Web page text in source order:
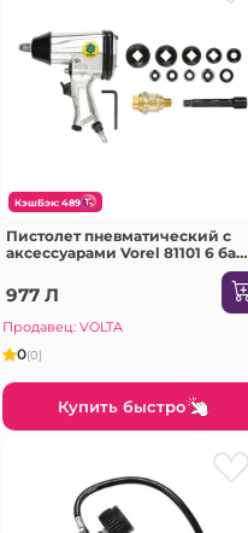
КэшБэк: 489
Пистолет пневматический с
аксессуарами Vorel 81101 6 бар
977 Л
Продавец: VOLTA
0(0)
Купить быстро